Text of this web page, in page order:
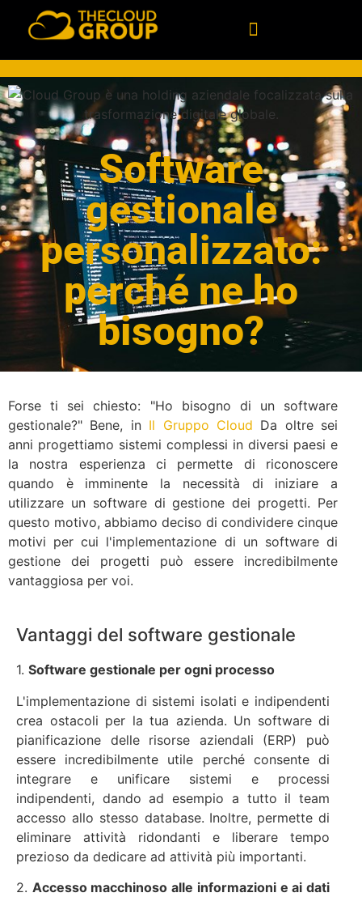
Software
gestionale
personalizzato:
perché ne ho
bisogno?
Forse ti sei chiesto: "Ho bisogno di un software
gestionale?" Bene, in Il Gruppo Cloud Da oltre sei
anni progettiamo sistemi complessi in diversi paesi e
la nostra esperienza ci permette di riconoscere
quando è imminente la necessità di iniziare a
utilizzare un software di gestione dei progetti. Per
questo motivo, abbiamo deciso di condividere cinque
motivi per cui l'implementazione di un software di
gestione dei progetti può essere incredibilmente
vantaggiosa per voi.
Vantaggi del software gestionale
1. Software gestionale per ogni processo
L'implementazione di sistemi isolati e indipendenti
crea ostacoli per la tua azienda. Un software di
pianificazione delle risorse aziendali (ERP) può
essere incredibilmente utile perché consente di
integrare e unificare sistemi e processi
indipendenti, dando ad esempio a tutto il team
accesso allo stesso database. Inoltre, permette di
eliminare attività ridondanti e liberare tempo
prezioso da dedicare ad attività più importanti.
2. Accesso macchinoso alle informazioni e ai dati